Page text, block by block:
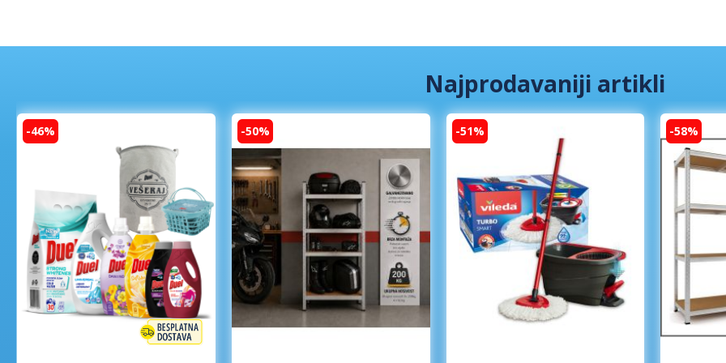
Najprodavaniji artikli
-46% -50% -51% -58%